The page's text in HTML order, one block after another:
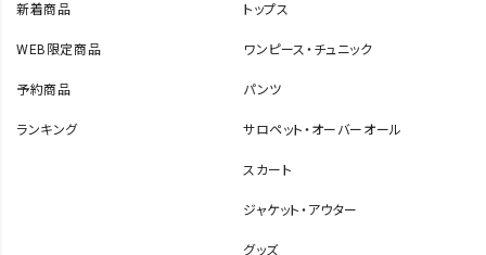
新着商品
WEB限定商品
予約商品
ランキング
トップス
ワンピース・チュニック
パンツ
サロペット・オーバーオール
スカート
ジャケット・アウター
グッズ